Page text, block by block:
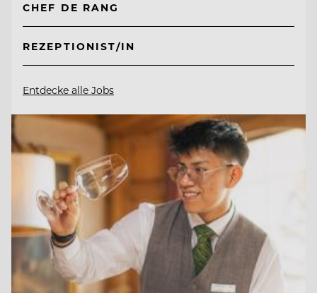
CHEF DE RANG
REZEPTIONIST/IN
Entdecke alle Jobs